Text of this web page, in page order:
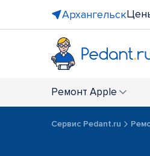
Архангельск
Ремонт Apple
Сервис Pedant.ru